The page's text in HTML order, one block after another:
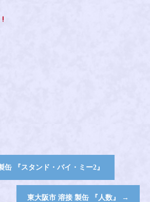
缶 『スタンド・バイ・ミー2』
東大阪市 溶接 製缶 『人数』 →